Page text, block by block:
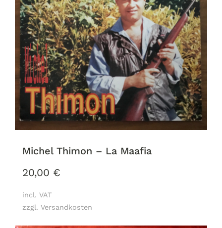
Michel Thimon ‎– La Maafia
20,00 €
incl. VAT
zzgl. Versandkosten